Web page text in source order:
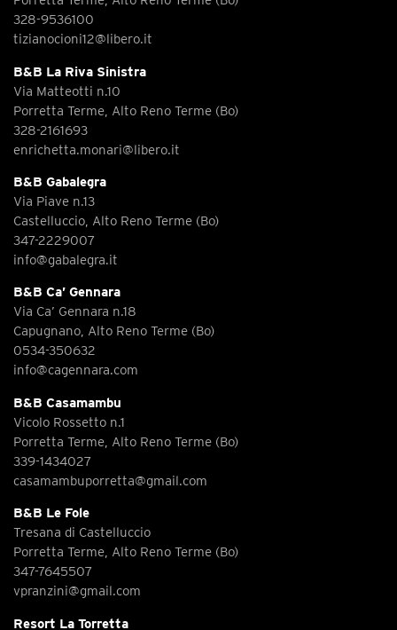
328-9536100
tizianocioni12@libero.it
B&B La Riva Sinistra
Via Matteotti n.10
Porretta Terme, Alto Reno Terme (Bo)
328-2161693
enrichetta.monari@libero.it
B&B Gabalegra
Via Piave n.13
Castelluccio, Alto Reno Terme (Bo)
347-2229007
info@gabalegra.it
B&B Ca’ Gennara
Via Ca’ Gennara n.18
Capugnano, Alto Reno Terme (Bo)
0534-350632
info@cagennara.com
B&B Casamambu
Vicolo Rossetto n.1
Porretta Terme, Alto Reno Terme (Bo)
339-1434027
casamambuporretta@gmail.com
B&B Le Fole
Tresana di Castelluccio
Porretta Terme, Alto Reno Terme (Bo)
347-7645507
vpranzini@gmail.com
Resort La Torretta